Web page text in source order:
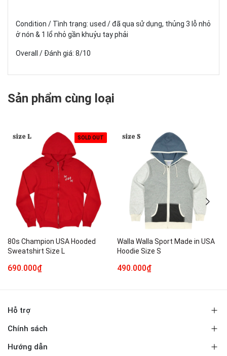
Condition / Tình trạng: used / đã qua sử dụng, thủng 3 lỗ nhỏ
ở nón & 1 lổ nhỏ gần khuỷu tay phải
Overall / Đánh giá: 8/10
Sản phẩm cùng loại
SOLD OUT
80s Champion USA Hooded
Sweatshirt Size L
690.000₫
Walla Walla Sport Made in USA
Hoodie Size S
490.000₫
Hỗ trợ
Chính sách
Hướng dẫn